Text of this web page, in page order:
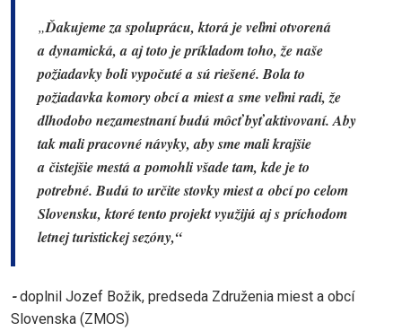
„Ďakujeme za spoluprácu, ktorá je veľmi otvorená
a dynamická, a aj toto je príkladom toho, že naše
požiadavky boli vypočuté a sú riešené. Bola to
požiadavka komory obcí a miest a sme veľmi radi, že
dlhodobo nezamestnaní budú môcť byť aktivovaní. Aby
tak mali pracovné návyky, aby sme mali krajšie
a čistejšie mestá a pomohli všade tam, kde je to
potrebné.Budú to určite stovky miest a obcí po celom
Slovensku, ktoré tento projekt využijú aj s príchodom
letnej turistickej sezóny,“
-doplnil Jozef Božik, predseda Združenia miest a obcí
Slovenska (ZMOS)